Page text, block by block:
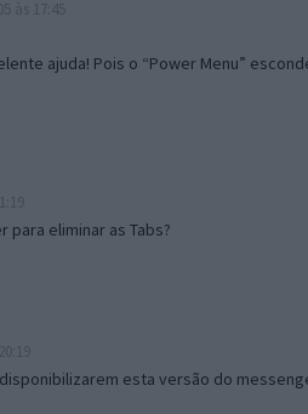
ajuda! Pois o “Power Menu”
para eliminar as Tabs?
esta versão do